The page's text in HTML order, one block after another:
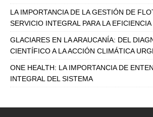
LA IMPORTANCIA DE LA GESTIÓN DE
SERVICIO INTEGRAL PARA LA
GLACIARES EN LA ARAUCANÍA: DEL
CIENTÍFICO A LA ACCIÓN CLIMÁTICA
ONE HEALTH: LA IMPORTANCIA DE
INTEGRAL DEL SISTEMA